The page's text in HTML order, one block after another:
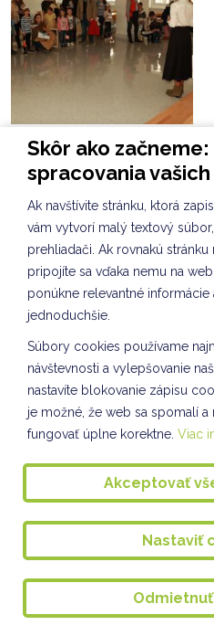
Skôr ako
spracovania
Ak navštívite stránku, ktorá
vám vytvorí malý textový
prehliadači. Ak rovnakú stránku
pripojíte sa vďaka nemu na
ponúkne relevantné
jednoduchšie.
Súbory cookies používame
návštevnosti a vylepšovanie
nastavíte blokovanie zápisu
je možné, že web sa spomalí a
fungovať úplne korektne. Viac
Akceptovať
Nastaviť